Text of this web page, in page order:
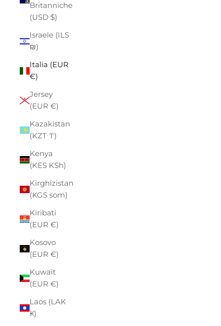
Britanniche
(USD $)
Israele (ILS
₪)
Italia (EUR
€)
Jersey
(EUR €)
Kazakistan
(KZT ₸)
Kenya
(KES KSh)
Kirghizistan
(KGS som)
Kiribati
(EUR €)
Kosovo
(EUR €)
Kuwait
(EUR €)
Laos (LAK
₭)